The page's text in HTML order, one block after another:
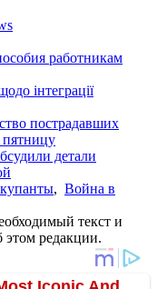
работникам
інтеграції
пострадавших
детали
, Война в
текст и
редакции.